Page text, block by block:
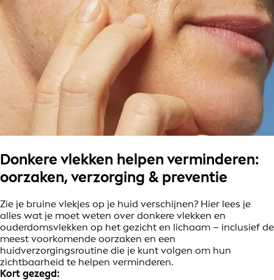
Donkere vlekken helpen verminderen:
oorzaken, verzorging & preventie
Zie je bruine vlekjes op je huid verschijnen? Hier lees je
alles wat je moet weten over donkere vlekken en
ouderdomsvlekken op het gezicht en lichaam – inclusief de
meest voorkomende oorzaken en een
huidverzorgingsroutine die je kunt volgen om hun
zichtbaarheid te helpen verminderen.
Kort gezegd: